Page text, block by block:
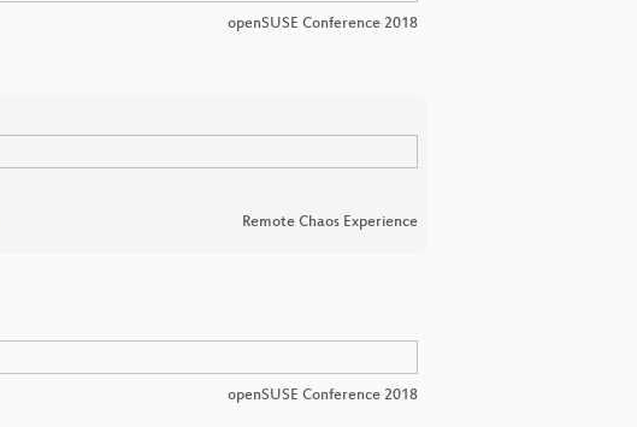
openSUSE Conference 2018
Remote Chaos Experience
openSUSE Conference 2018